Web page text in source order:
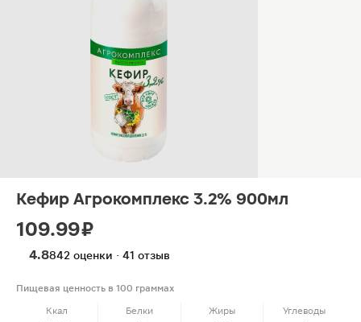
Кефир Агрокомплекс 3.2% 900мл
109.99 ₽
4.8842 оценки · 41 отзыв
Пищевая ценность в 100 граммах
Ккал
Белки Жиры Углеводы